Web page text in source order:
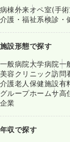
病棟外来オペ室(手
介護・福祉系検診・
施設形態で探す
一般病院大学病院一
美容クリニック訪問
介護老人保健施設有
グループホームサ高
企業
年収で探す